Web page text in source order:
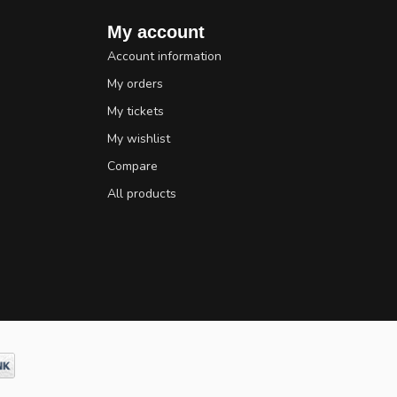
My account
Account information
My orders
My tickets
My wishlist
Compare
All products